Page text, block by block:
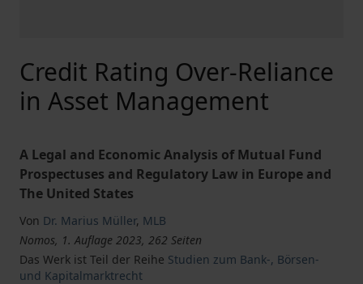
Credit Rating Over-Reliance
in Asset Management
A Legal and Economic Analysis of Mutual Fund
Prospectuses and Regulatory Law in Europe and
The United States
Von Dr. Marius Müller, MLB
Nomos, 1. Auflage 2023, 262 Seiten
Das Werk ist Teil der Reihe Studien zum Bank-, Börsen-
und Kapitalmarktrecht